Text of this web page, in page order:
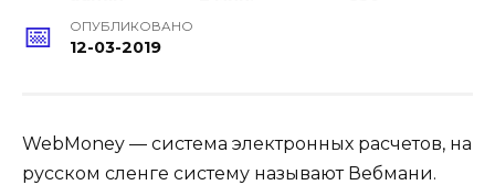
ОПУБЛИКОВАНО
12-03-2019
WebMoney — система электронных расчетов, на
русском сленге систему называют Вебмани.